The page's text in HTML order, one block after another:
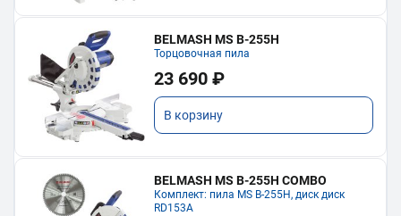
BELMASH MS B-255H
Торцовочная пила
23 690 ₽
В корзину
BELMASH MS B-255H COMBO
Комплект: пила MS B-255H, диск диск
RD153A